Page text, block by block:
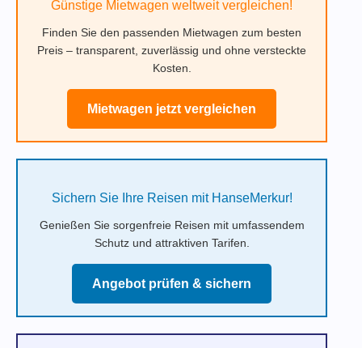
Günstige Mietwagen weltweit vergleichen!
Finden Sie den passenden Mietwagen zum besten
Preis – transparent, zuverlässig und ohne versteckte
Kosten.
Mietwagen jetzt vergleichen
Sichern Sie Ihre Reisen mit HanseMerkur!
Genießen Sie sorgenfreie Reisen mit umfassendem
Schutz und attraktiven Tarifen.
Angebot prüfen & sichern